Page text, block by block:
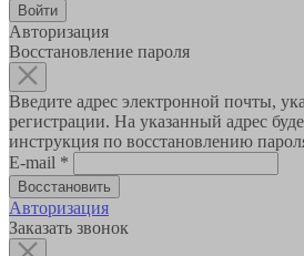
Авторизация
Восстановление пароля
Введите адрес электронной почты,
регистрации. На указанный адрес
инструкция по восстановлению
E-mail *
Авторизация
Заказать звонок